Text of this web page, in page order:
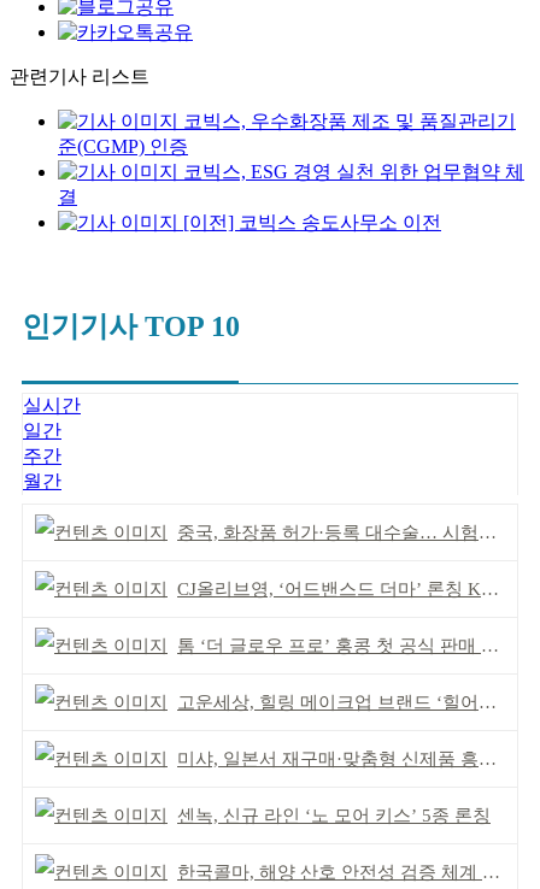
관련기사 리스트
코빅스, 우수화장품 제조 및 품질관리기
준(CGMP) 인증
코빅스, ESG 경영 실천 위한 업무협약 체
결
[이전] 코빅스 송도사무소 이전
인기기사 TOP 10
실시간
일간
주간
월간
중국, 화장품 허가·등록 대수술… 시험자료 공용 허용
CJ올리브영, ‘어드밴스드 더마’ 론칭 K더마 육성 박차
톰 ‘더 글로우 프로’ 홍콩 첫 공식 판매 완판
고운세상, 힐링 메이크업 브랜드 ‘힐어스’ 론칭
미샤, 일본서 재구매·맞춤형 신제품 흥행 ‘쌍끌이’
센녹, 신규 라인 ‘노 모어 키스’ 5종 론칭
한국콜마, 해양 산호 안전성 검증 체계 구축